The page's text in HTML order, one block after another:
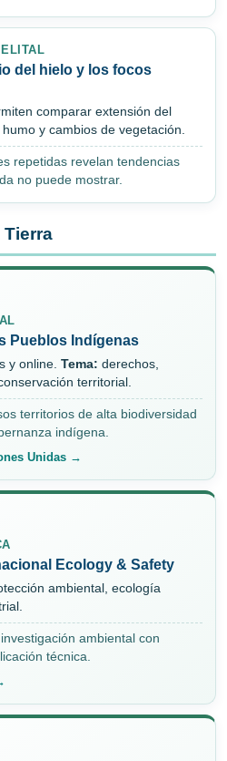
del hielo y los focos
comparar extensión del
y cambios de vegetación.
repetidas revelan tendencias
no puede mostrar.
Tierra
Pueblos Indígenas
y online. Tema: derechos,
territorial.
territorios de alta biodiversidad
indígena.
Unidas →
Ecology & Safety
ambiental, ecología
ambiental con
técnica.